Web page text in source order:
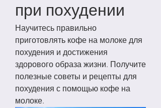
при похудении
Научитесь правильно
приготовлять кофе на молоке для
похудения и достижения
здорового образа жизни. Получите
полезные советы и рецепты для
похудения с помощью кофе на
молоке.